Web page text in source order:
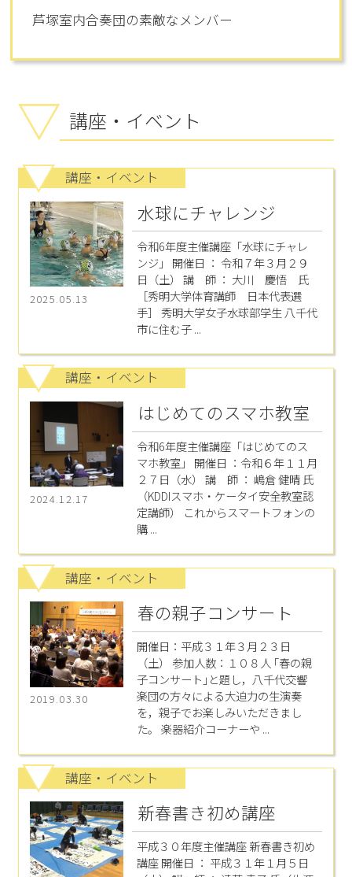
芦塚室内合奏団の素敵なメンバー
講座・イベント
講座・イベント
2025.05.13
水球にチャレンジ
令和6年度主催講座「水球にチャレ
ンジ」 開催日 ： 令和７年３月２９
日（土） 講 師 ： 大川 慶悟 氏
［秀明大学体育講師 日本代表選
手］ 秀明大学女子水球部学生 八千代
市に住む子 ...
講座・イベント
2024.12.17
はじめてのスマホ教室
令和6年度主催講座「はじめてのス
マホ教室」 開催日 ：令和６年１１月
２７日（水） 講 師 ： 嶋倉 健晴 氏
（KDDIスマホ・ケータイ安全教室認
定講師） これからスマートフォンの
購 ...
講座・イベント
2019.03.30
春の親子コンサート
開催日：平成３１年３月２３日
（土） 参加人数：１０８人 ｢春の親
子コンサート｣と題し，八千代交響
楽団の方々による大迫力の生演奏
を，親子でお楽しみいただきまし
た。 楽器紹介コーナーや ...
講座・イベント
新春書き初め講座
平成３０年度主催講座 新春書き初め
講座 開催日 ： 平成３１年１月５日